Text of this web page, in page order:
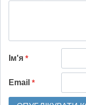
Ім'я *
Email *